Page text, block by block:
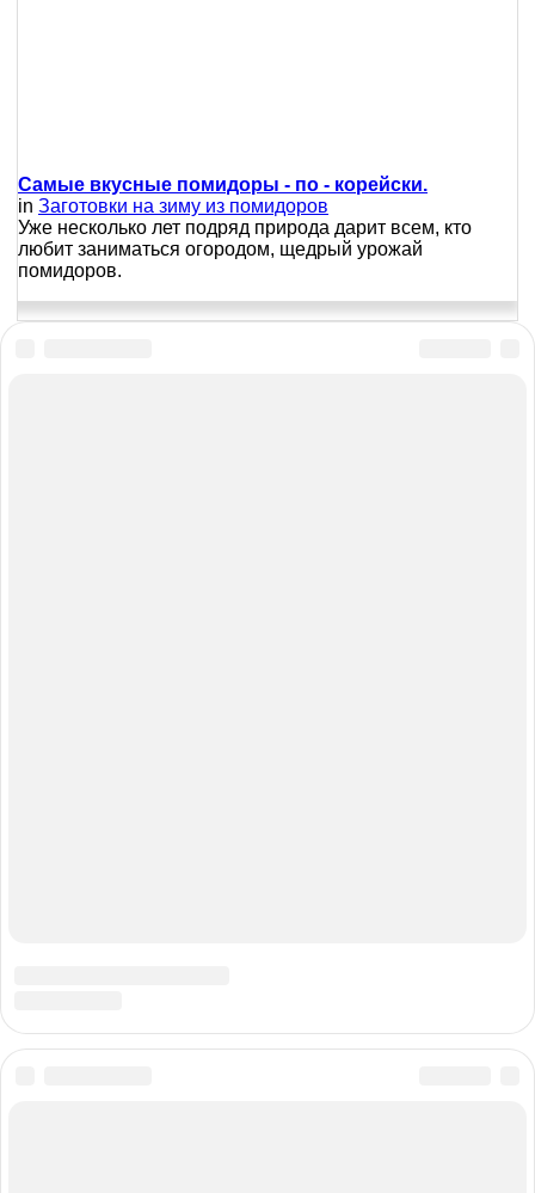
Самые вкусные помидоры - по - корейски.
in Заготовки на зиму из помидоров
Уже несколько лет подряд природа дарит всем, кто
любит заниматься огородом, щедрый урожай
помидоров.